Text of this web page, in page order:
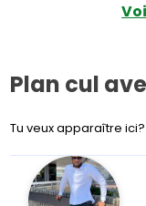
Plan cul
Tu veux apparaître ici?